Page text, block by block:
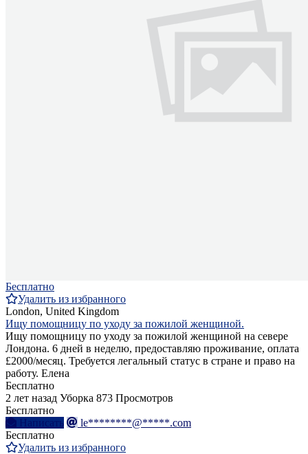
Бесплатно
Удалить из избранного
London, United Kingdom
Ищу помощницу по уходу за пожилой женщиной.
Ищу помощницу по уходу за пожилой женщиной на севере
Лондона. 6 дней в неделю, предоставляю проживание, оплата
£2000/месяц. Требуется легальный статус в стране и право на
работу. Елена
Бесплатно
2 лет назад Уборка 873 Просмотров
Бесплатно
Написать
le********@*****.com
Бесплатно
Удалить из избранного